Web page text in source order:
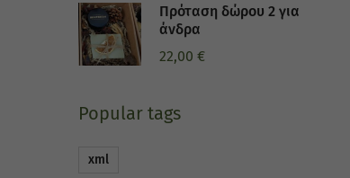
Πρόταση δώρου 2 για
άνδρα
22,00 €
Popular tags
xml